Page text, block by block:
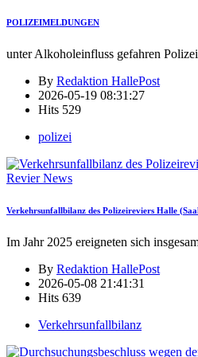
POLIZEIMELDUNGEN
unter Alkoholeinfluss gefahren
By Redaktion HallePost
2026-05-19 08:31:27
Hits 529
polizei
Revier News
Verkehrsunfallbilanz des Polizeireviers Halle
Im Jahr 2025 ereigneten sich
By Redaktion HallePost
2026-05-08 21:41:31
Hits 639
Verkehrsunfallbilanz